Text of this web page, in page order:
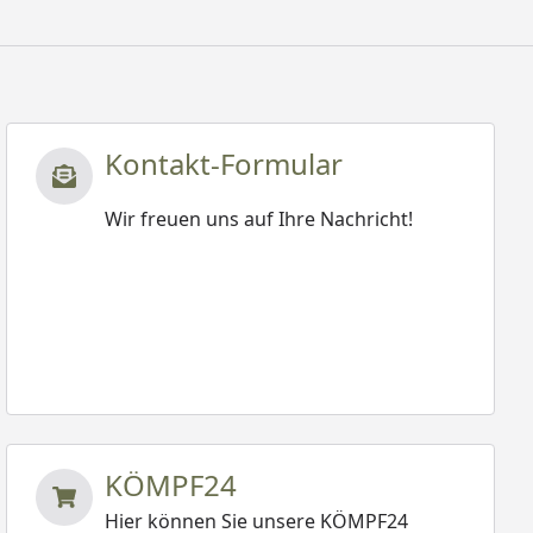
Kontakt-Formular
Wir freuen uns auf Ihre Nachricht!
KÖMPF24
Hier können Sie unsere KÖMPF24